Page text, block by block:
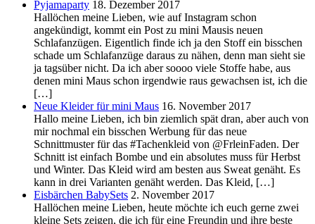
Pyjamaparty 18. Dezember 2017
Hallöchen meine Lieben, wie auf Instagram schon
angekündigt, kommt ein Post zu mini Mausis neuen
Schlafanzügen. Eigentlich finde ich ja den Stoff ein bisschen
schade um Schlafanzüge daraus zu nähen, denn man sieht sie
ja tagsüber nicht. Da ich aber soooo viele Stoffe habe, aus
denen mini Maus schon irgendwie raus gewachsen ist, ich die
[…]
Neue Kleider für mini Maus 16. November 2017
Hallo meine Lieben, ich bin ziemlich spät dran, aber auch von
mir nochmal ein bisschen Werbung für das neue
Schnittmuster für das #Tachenkleid von @FrleinFaden. Der
Schnitt ist einfach Bombe und ein absolutes muss für Herbst
und Winter. Das Kleid wird am besten aus Sweat genäht. Es
kann in drei Varianten genäht werden. Das Kleid, […]
Eisbärchen BabySets 2. November 2017
Hallöchen meine Lieben, heute möchte ich euch gerne zwei
kleine Sets zeigen, die ich für eine Freundin und ihre beste